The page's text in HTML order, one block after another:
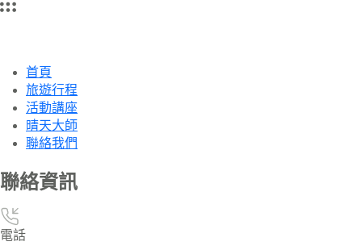
首頁
旅遊行程
活動講座
晴天大師
聯絡我們
聯絡資訊
電話